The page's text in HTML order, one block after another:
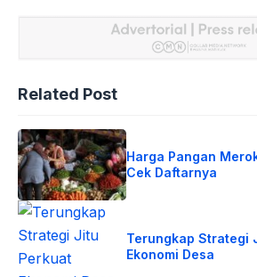
Related Post
Harga Pangan
Cek Daftarnya
Terungkap Strategi
Ekonomi Desa